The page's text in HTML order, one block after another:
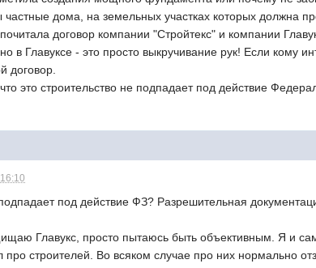
дома, на земельных участках которых должна
договор компании "Стройтекс" и компании
в Главуксе - это просто выкручивание рук! Если кому
договор.
это строительство не подпадает под действие
под действие ФЗ? Разрешительная
Главукс, просто пытаюсь быть объективным. Я и
про строителей. Во всяком случае про них нормально